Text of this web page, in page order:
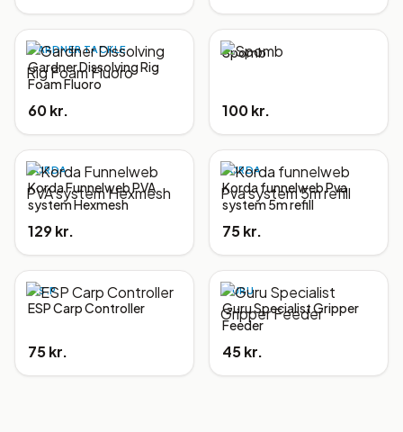
GARDNER TACKLE
Gardner Dissolving Rig
Foam Fluoro
60 kr.
Spomb
100 kr.
KORDA
Korda Funnelweb PVA
system Hexmesh
129 kr.
KORDA
Korda funnelweb Pva
system 5m refill
75 kr.
E.S.P.
ESP Carp Controller
75 kr.
GURU
Guru Specialist Gripper
Feeder
45 kr.